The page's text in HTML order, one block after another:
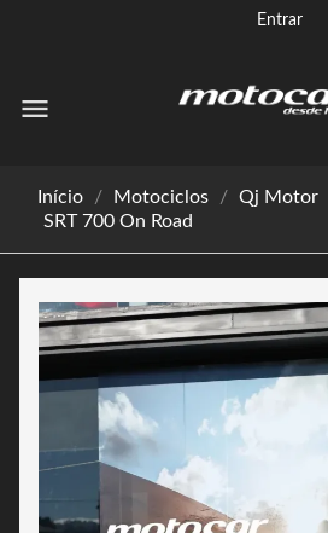
Entrar
menu
Início Motociclos Qj Motor
SRT 700 On Road